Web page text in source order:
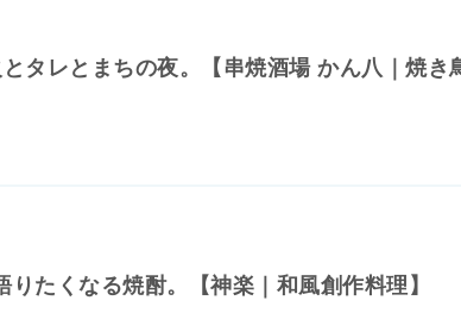
タレとまちの夜。【串焼酒場 かん八｜焼き
たくなる焼酎。【神楽｜和風創作料理】